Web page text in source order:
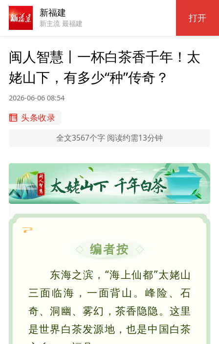
新福建
新主流 最福建 打开
闽人智慧丨一杯白茶香千年！太
姥山下，有多少“种”传奇？
2026-06-06 08:54
头条收录
全文3567个字 阅读约需13分钟
编者按
东海之滨，“海上仙都”太姥山
三面临海，一面背山。峰险、石
奇、洞幽、雾幻，茶香隐隐。这里
是世界白茶发源地，也是中国白茶